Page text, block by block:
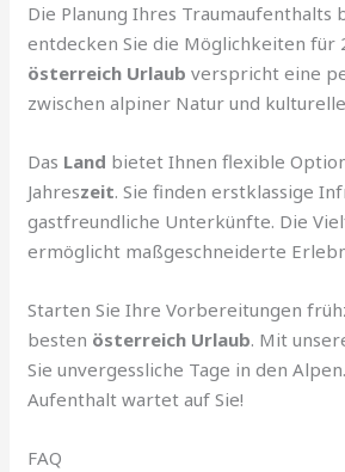
Die Planung Ihres Traumaufenthalts
entdecken Sie die Möglichkeiten für
österreich Urlaub verspricht eine
zwischen alpiner Natur und
Das Land bietet Ihnen flexible
Jahreszeit. Sie finden erstklassige
gastfreundliche Unterkünfte. Die
ermöglicht maßgeschneiderte
Starten Sie Ihre Vorbereitungen
besten österreich Urlaub. Mit
Sie unvergessliche Tage in den
Aufenthalt wartet auf Sie!
FAQ